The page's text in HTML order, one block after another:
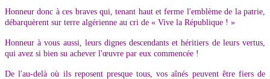
Honneur donc à ces braves qui, tenant haut et ferme l'emblème de la patrie,
débarquèrent sur terre algérienne au cri de « Vive la République ! »
Honneur à vous aussi, leurs dignes descendants et héritiers de leurs vertus,
qui avez si bien su achever l'œuvre par eux commencée !
De l'au-delà où ils reposent presque tous, vos aînés peuvent être fiers de